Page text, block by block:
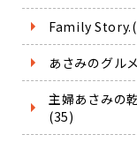
Family
あさみのグル
主婦あさみの
(35)